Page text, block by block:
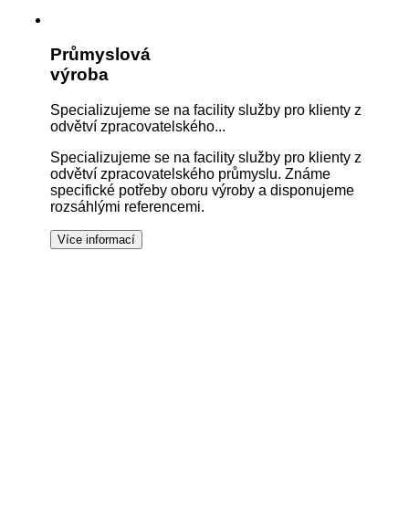
Průmyslová
výroba
Specializujeme se na facility služby pro klienty z
odvětví zpracovatelského...
Specializujeme se na facility služby pro klienty z
odvětví zpracovatelského průmyslu. Známe
specifické potřeby oboru výroby a disponujeme
rozsáhlými referencemi.